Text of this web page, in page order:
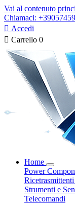
Vai al contenuto
Chiamaci:
 Accedi
 Carrello 0
Home
Power
Strumenti e
Telecomandi